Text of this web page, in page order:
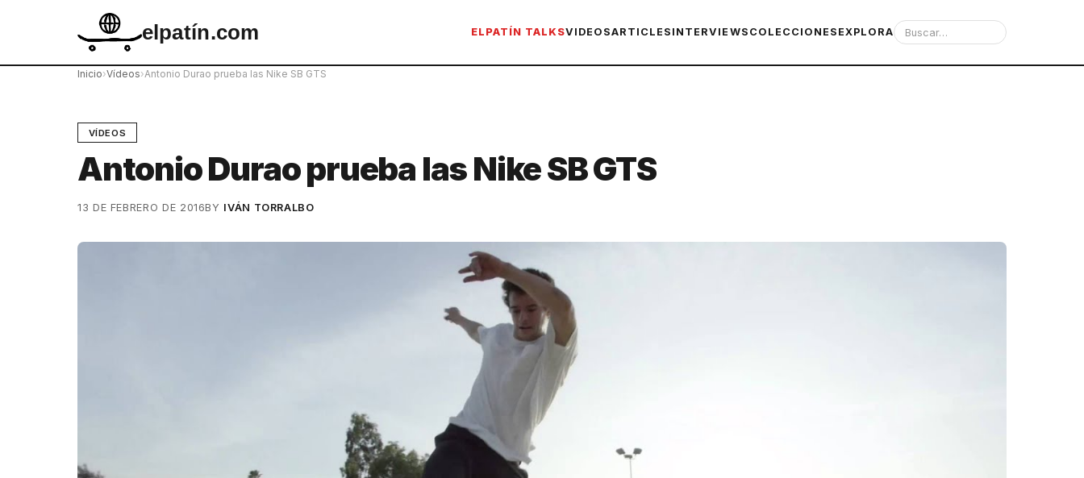
elpatín.com ELPATÍN TALKSVIDEOSARTICLES INTERVIEWS COLECCIONES EXPLORA
Inicio›Vídeos›Antonio Durao prueba las Nike SB GTS
VÍDEOS
Antonio Durao prueba las Nike SB GTS
13 DE FEBRERO DE 2016BY IVÁN TORRALBO